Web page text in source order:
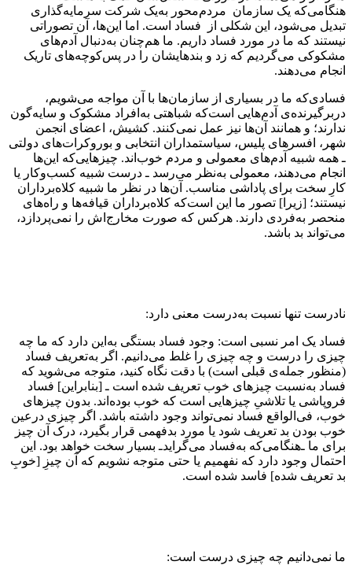
هنگامی‌که یک سازمان مردم‌‌محور به‌یک شرکت سرمایه‌گذاری
تبدیل می‌شود، این ‌شکلی از فساد است. اما این‌ها، آن تصوراتی
نیستند که ما در مورد فساد داریم. ما هم‌چنان به‌دنبال آدم‌های
مشکوکی می‌گردیم که زد و بندهایشان را در پس‌کوچه‌های تاریک
انجام می‌دهند.
فسادی‌که ما در بسیاری از سازمان‌ها با آن مواجه می‌شویم،
دربرگیرنده‌ی آدم‌هایی است‌که شباهتی به‌افراد مشکوک و سایه‌گون
ندارند؛ و همانند آن‌ها نیز عمل نمی‌کنند. کشیش، اعضای انجمن
شهر، افسرهای پلیس، سیاستمداران انتخابی و بوروکرات‌های دولتی
ـ‌ همه شبیه آدم‌های معمولی و مردم خوب‌اند. چیزهایی‌که این‌ها
انجام می‌دهند، معمولی به‌نظر می‌رسد ـ درست شبیه کسب‌وکار یا
کارِ سخت برای پاداشی مناسب. آن‌ها در نظر ما شبیه کلاه‌برداران
نیستند؛ [زیرا] تصور ما این است‌که کلاه‌برداران قیافه‌ها و راه‌های
منحصر به‌فردی دارند. هرکس که صورت مخارج‌اش را نمی‌پردازد،
می‌تواند بد باشد.
نادرست تنها ‌نسبت به‌درست معنی دارد:
فساد یک امر نسبی است: وجود فساد بستگی به‌این دارد که ما چه
چیزی را درست و چه چیزی را غلط می‌دانیم. اگر به‌‌تعریف فساد
(منظور جمله‌ی قبلی است) با دقت نگاه کنید، متوجه می‌شوید که
فساد به‌نسبت چیزهای خوب تعریف شده است ـ [بنابراین] فساد
فروپاشی یا تلاشیِ چیزهایی است که خوب بوده‌اند. بدون چیزهای
خوب، فی‌الواقع فساد نمی‌تواند وجود داشته باشد. اگر چیزی درعین
خوب بودن بد تعریف شود یا مورد بدفهمی قرار بگیرد، درک آن چیز
برای ما ـ‌هنگامی‌که به‌فساد می‌گراید‌ـ بسیار سخت خواهد بود. این
احتمال وجود دارد که نفهمیم یا حتی متوجه نشویم که آن چیزِ [خوبِ
بد تعریف شده] فاسد شده است.
ما نمی‌دانیم چه چیزی درست است: